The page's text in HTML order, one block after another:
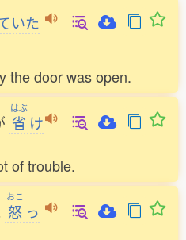
いた
the door was open.
はぶ
省 け
of trouble.
おこ
怒 っ